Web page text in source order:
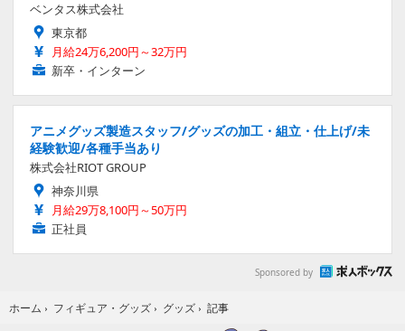
ベンタス株式会社
東京都
月給24万6,200円～32万円
新卒・インターン
アニメグッズ製造スタッフ/グッズの加工・組立・仕上げ/未
経験歓迎/各種手当あり
株式会社RIOT GROUP
神奈川県
月給29万8,100円～50万円
正社員
Sponsored by
ホーム › フィギュア・グッズ › グッズ › 記事